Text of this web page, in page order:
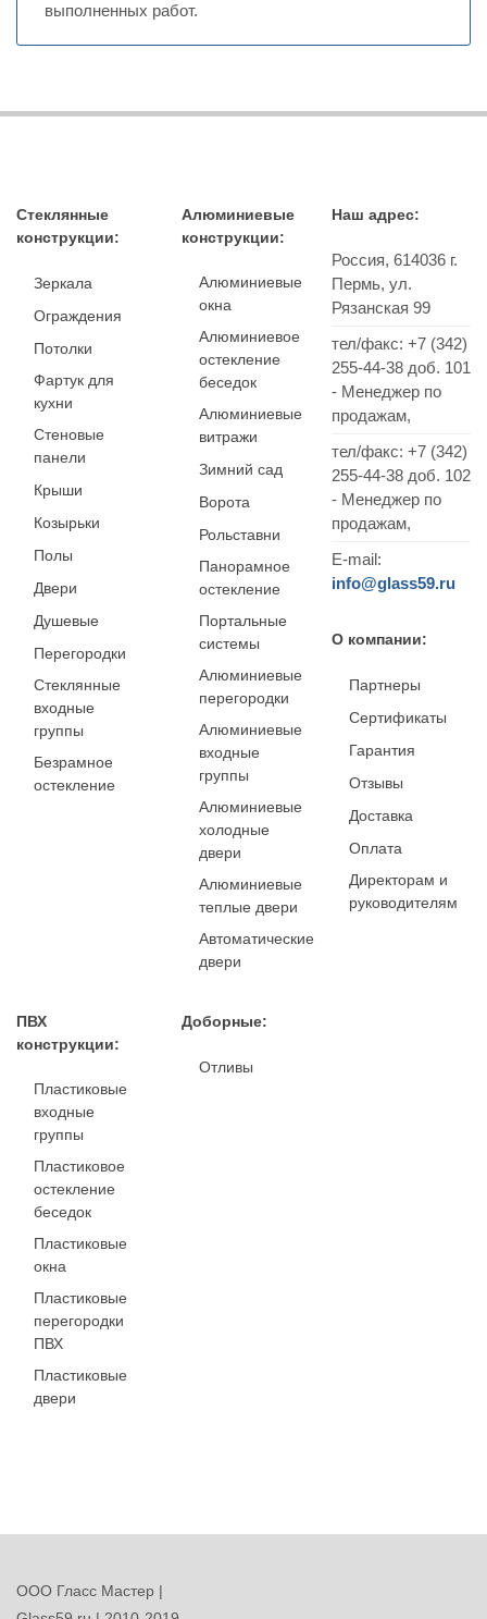
выполненных работ.
Стеклянные
конструкции:
Зеркала
Ограждения
Потолки
Фартук для
кухни
Стеновые
панели
Крыши
Козырьки
Полы
Двери
Душевые
Перегородки
Стеклянные
входные
группы
Безрамное
остекление
Алюминиевые
конструкции:
Алюминиевые
окна
Алюминиевое
остекление
беседок
Алюминиевые
витражи
Зимний сад
Ворота
Рольставни
Панорамное
остекление
Портальные
системы
Алюминиевые
перегородки
Алюминиевые
входные
группы
Алюминиевые
холодные
двери
Алюминиевые
теплые двери
Автоматические
двери
ПВХ
конструкции:
Пластиковые
входные
группы
Пластиковое
остекление
беседок
Пластиковые
окна
Пластиковые
перегородки
ПВХ
Пластиковые
двери
Доборные:
Отливы
Наш адрес:
Россия, 614036г.
Пермь, ул.
Рязанская 99
тел/факс: +7 (342)
255-44-38доб. 101
- Менеджер по
продажам,
тел/факс: +7 (342)
255-44-38 доб. 102
- Менеджер по
продажам,
E-mail:
info@glass59.ru
О компании:
Партнеры
Сертификаты
Гарантия
Отзывы
Доставка
Оплата
Директорам и
руководителям
ООО Гласс Мастер |